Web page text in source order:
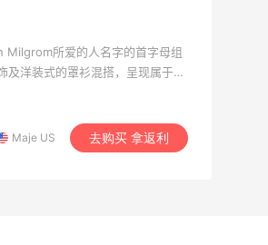
所爱的人名字的首字母组
洋装式的罩衫混搭，呈现属于法
Maje US 去购买 拿返利